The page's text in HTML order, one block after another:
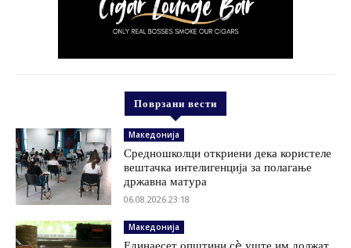
Поврзани вести
Македонија
Средношколци откриени дека користеле
вештачка интелигенција за полагање
државна матура
06.08.2026 23:18
Македонија